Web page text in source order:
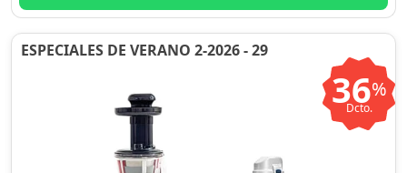
ESPECIALES DE VERANO 2-2026 - 29
36%
Dcto.